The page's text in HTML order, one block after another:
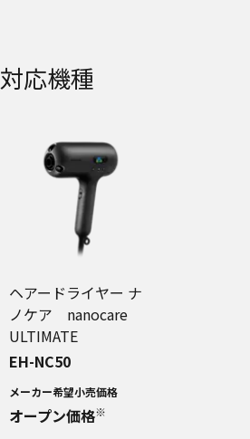
対応機種
ヘアードライヤー ナ
ノケア nanocare
ULTIMATE
EH-NC50
メーカー希望小売価格
オープン価格※